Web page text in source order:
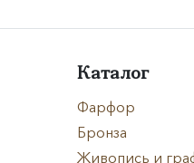
Каталог
Фарфор
Бронза
Живопись и